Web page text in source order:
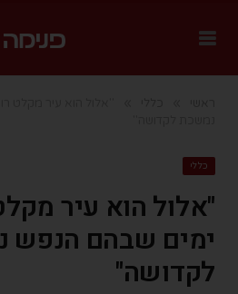
כללי
"אלול הוא עיר
ימים שבהם הנפש
לקדושה"